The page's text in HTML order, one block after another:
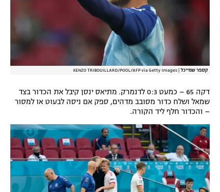
קספר שמייכל KENZO TRIBOUILLARD/POOL/AFP via Getty Images
דקה 65 – כמעט 0:3 לדנמרק. מתיאס ינסן קיבל את הכדור בצד
שמאל ושלח כדור מסובב מדהים, ספק אם ניסה לבעוט או למסור
– והכדור חלף ליד הקורה.